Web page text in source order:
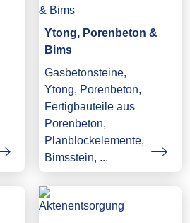
Ytong, Porenbeton &
Bims
Gasbetonsteine,
Ytong, Porenbeton,
Fertigbauteile aus
Porenbeton,
Planblockelemente,
Bimsstein, ...